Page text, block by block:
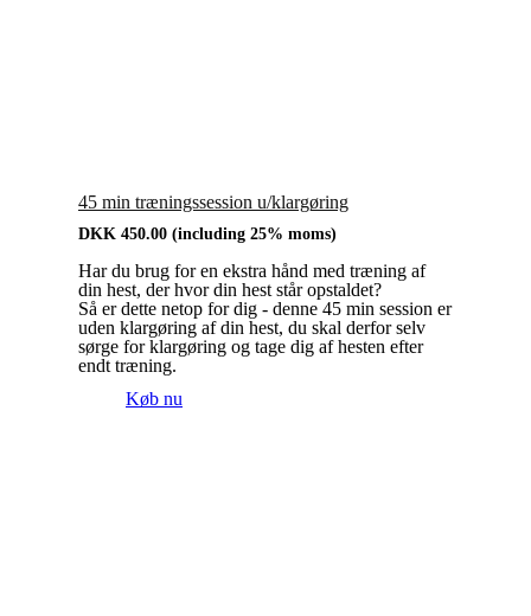
45 min træningssession u/klargøring
DKK 450.00 (including 25% moms)
Har du brug for en ekstra hånd med træning af
din hest, der hvor din hest står opstaldet?
Så er dette netop for dig - denne 45 min session er
uden klargøring af din hest, du skal derfor selv
sørge for klargøring og tage dig af hesten efter
endt træning.
Køb nu